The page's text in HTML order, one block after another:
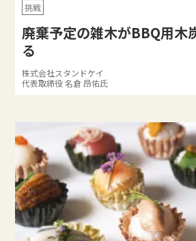
挑戦
廃棄予定の雑木がBBQ用木
る
株式会社スタンドケイ
代表取締役 名倉 昂佑氏